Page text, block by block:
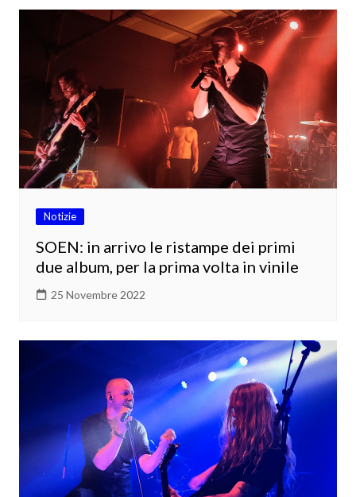
Notizie
SOEN: in arrivo le ristampe dei primi
due album, per la prima volta in vinile
25 Novembre 2022